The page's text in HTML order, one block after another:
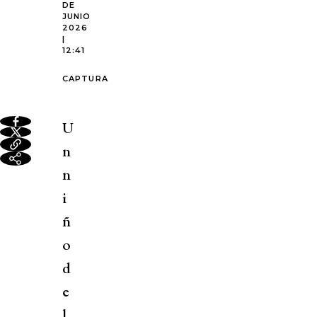
DE
JUNIO
2026
|
12:41
CAPTURA
U
n
n
i
ñ
o
d
e